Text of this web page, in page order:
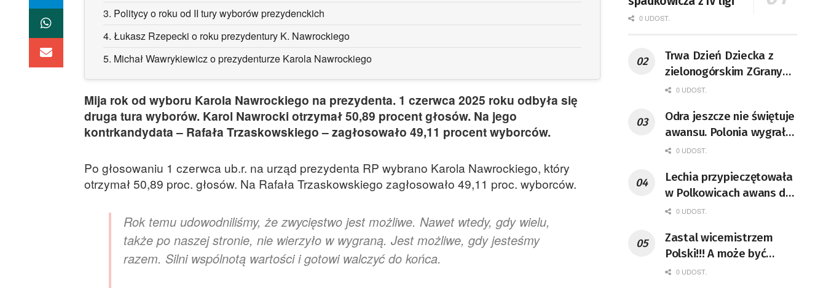
3. Politycy o roku od II tury wyborów prezydenckich
4. Łukasz Rzepecki o roku prezydentury K. Nawrockiego
5. Michał Wawrykiewicz o prezydenturze Karola Nawrockiego
Mija rok od wyboru Karola Nawrockiego na prezydenta. 1 czerwca 2025 roku odbyła się
druga tura wyborów. Karol Nawrocki otrzymał 50,89 procent głosów. Na jego
kontrkandydata – Rafała Trzaskowskiego – zagłosowało 49,11 procent wyborców.
Po głosowaniu 1 czerwca ub.r. na urząd prezydenta RP wybrano Karola Nawrockiego, który
otrzymał 50,89 proc. głosów. Na Rafała Trzaskowskiego zagłosowało 49,11 proc. wyborców.
Rok temu udowodniliśmy, że zwycięstwo jest możliwe. Nawet wtedy, gdy wielu,
także po naszej stronie, nie wierzyło w wygraną. Jest możliwe, gdy jesteśmy
razem. Silni wspólnotą wartości i gotowi walczyć do końca.
0 UDOST.
Trwa Dzień Dziecka z
zielonogórskim ZGranym
Gronem
0 UDOST.
Odra jeszcze nie świętuje
awansu. Polonia wygrała
mecz pełen czerwonych
0 UDOST.
Lechia przypieczętowała
w Polkowicach awans do
II ligi!
0 UDOST.
Zastal wicemistrzem
Polski!!! A może być
jeszcze lepiej
0 UDOST.